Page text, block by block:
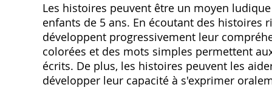
Les histoires peuvent être un moyen
enfants de 5 ans. En écoutant des histoires
développent progressivement leur
colorées et des mots simples permettent
écrits. De plus, les histoires peuvent les
développer leur capacité à s'exprimer